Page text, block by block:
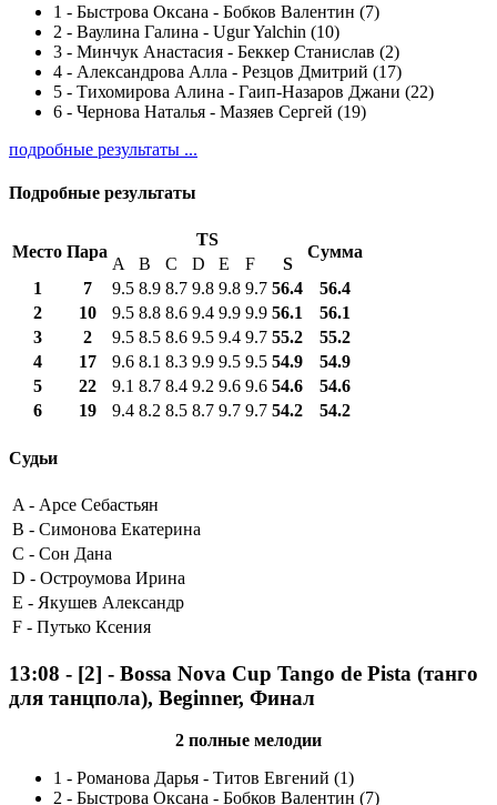
1 - Быстрова Оксана - Бобков Валентин (7)
2 - Ваулина Галина - Ugur Yalchin (10)
3 - Минчук Анастасия - Беккер Станислав (2)
4 - Александрова Алла - Резцов Дмитрий (17)
5 - Тихомирова Алина - Гаип-Назаров Джани (22)
6 - Чернова Наталья - Мазяев Сергей (19)
подробные результаты ...
Подробные результаты
Место Пара
TS
Сумма
A B C D E F
S
1
7 9.5 8.9 8.7 9.8 9.8 9.7 56.4
56.4
2
10 9.5 8.8 8.6 9.4 9.9 9.9 56.1
56.1
3
2 9.5 8.5 8.6 9.5 9.4 9.7 55.2
55.2
4
17 9.6 8.1 8.3 9.9 9.5 9.5 54.9
54.9
5
22 9.1 8.7 8.4 9.2 9.6 9.6 54.6
54.6
6
19 9.4 8.2 8.5 8.7 9.7 9.7 54.2 54.2
Судьи
A - Арсе Себастьян
B - Симонова Екатерина
C - Сон Дана
D - Остроумова Ирина
E - Якушев Александр
F - Путько Ксения
13:08 - [2] - Bossa Nova Cup Tango de Pista (танго
для танцпола), Beginner, Финал
2 полные мелодии
1 - Романова Дарья - Титов Евгений (1)
2 - Быстрова Оксана - Бобков Валентин (7)